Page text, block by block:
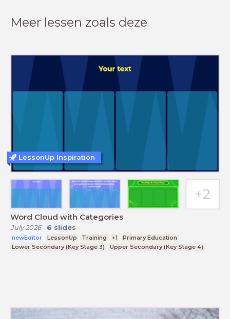
Meer lessen zoals deze
Word Cloud with Categories
July 2026- 6 slides
newEditor LessonUp Training +1
Primary Education
Lower Secondary (Key Stage 3)
Upper Secondary (Key Stage 4)
LessonUp Inspiration